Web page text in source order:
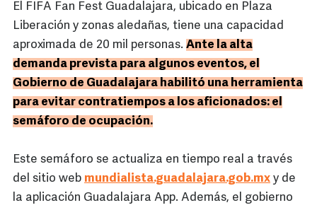
El FIFA Fan Fest Guadalajara, ubicado en Plaza
Liberación y zonas aledañas, tiene una capacidad
aproximada de 20 mil personas. Ante la alta
demanda prevista para algunos eventos, el
Gobierno de Guadalajara habilitó una herramienta
para evitar contratiempos a los aficionados: el
semáforo de ocupación.
Este semáforo se actualiza en tiempo real a través
del sitio web mundialista.guadalajara.gob.mx y de
la aplicación Guadalajara App. Además, el gobierno